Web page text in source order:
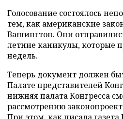
Голосование состоялось
тем, как американские
Вашингтон. Они
летние каникулы, которые
недель.
Теперь документ должен
Палате представителей
нижняя палата Конгресса
рассмотрению